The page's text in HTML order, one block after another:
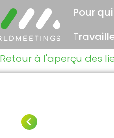
Pour qui
Retour à l'aperçu des